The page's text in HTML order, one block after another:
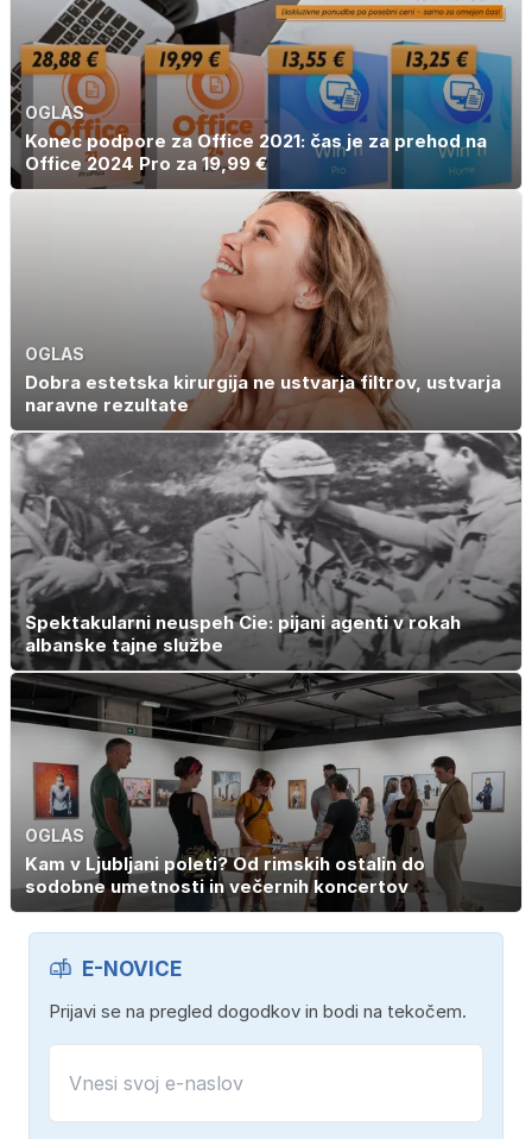
OGLAS
Konec podpore za Office 2021: čas je za prehod na
Office 2024 Pro za 19,99 €
OGLAS
Dobra estetska kirurgija ne ustvarja filtrov, ustvarja
naravne rezultate
Spektakularni neuspeh Cie: pijani agenti v rokah
albanske tajne službe
OGLAS
Kam v Ljubljani poleti? Od rimskih ostalin do
sodobne umetnosti in večernih koncertov
E-NOVICE
Prijavi se na pregled dogodkov in bodi na tekočem.